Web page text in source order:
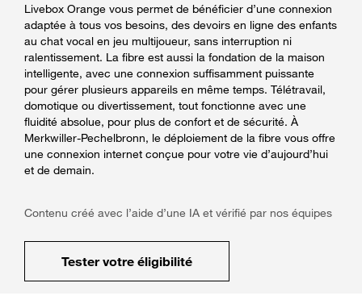
Livebox Orange vous permet de bénéficier d’une connexion
adaptée à tous vos besoins, des devoirs en ligne des enfants
au chat vocal en jeu multijoueur, sans interruption ni
ralentissement. La fibre est aussi la fondation de la maison
intelligente, avec une connexion suffisamment puissante
pour gérer plusieurs appareils en même temps. Télétravail,
domotique ou divertissement, tout fonctionne avec une
fluidité absolue, pour plus de confort et de sécurité. À
Merkwiller-Pechelbronn, le déploiement de la fibre vous offre
une connexion internet conçue pour votre vie d’aujourd’hui
et de demain.
Contenu créé avec l’aide d’une IA et vérifié par nos équipes
Tester votre éligibilité